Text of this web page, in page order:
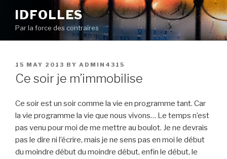
content
IDFOLLES
Par la force des contraires
POSTED
ON
15 MAY 2013 BY ADMIN4315
Ce soir je m’immobilise
Ce soir est un soir comme la vie en programme tant. Car
la vie programme la vie que nous vivons… Le temps n’est
pas venu pour moi de me mettre au boulot. Je ne devrais
pas le dire ni l’écrire, mais je ne sens pas en moi le début
du moindre début du moindre début, enfin le début, le